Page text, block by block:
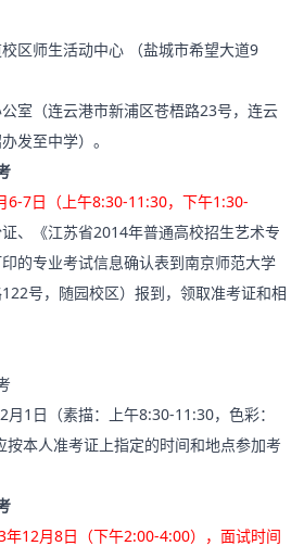
师生活动中心 （盐城市希望大道9
（连云港市新浦区苍梧路23号，连云
发至中学）。
6-7日（上午8:30-11:30，下午1:30-
、《江苏省2014年普通高校招生艺术专
的专业考试信息确认表到南京师范大学
号，随园校区）报到，领取准考证和相
1日（素描：上午8:30-11:30，色彩：
本人准考证上指定的时间和地点参加考
年12月8日（下午2:00-4:00），面试时间